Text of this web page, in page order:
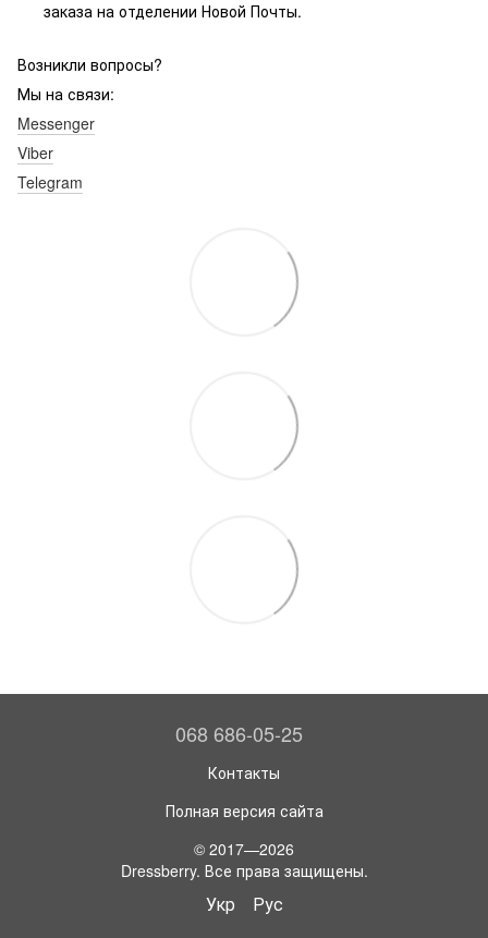
заказа на отделении Новой Почты.
Возникли вопросы?
Мы на связи:
Messenger
Viber
Telegram
068 686-05-25
Контакты
Полная версия сайта
© 2017—2026
Dressberry. Все права защищены.
Укр Рус